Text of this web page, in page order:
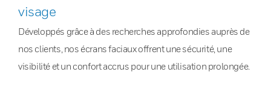
visage
Développés grâce à des recherches approfondies auprès de
nos clients, nos écrans faciaux offrent une sécurité, une
visibilité et un confort accrus pour une utilisation prolongée.